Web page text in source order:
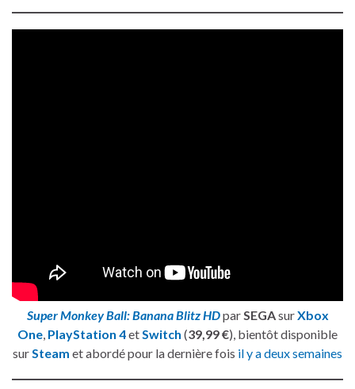
Super Monkey Ball: Banana Blitz HDparSEGAsurXbox
One, PlayStation 4etSwitch (39,99 €), bientôt disponible
surSteam et abordé pour la dernière fois il y a deux semaines